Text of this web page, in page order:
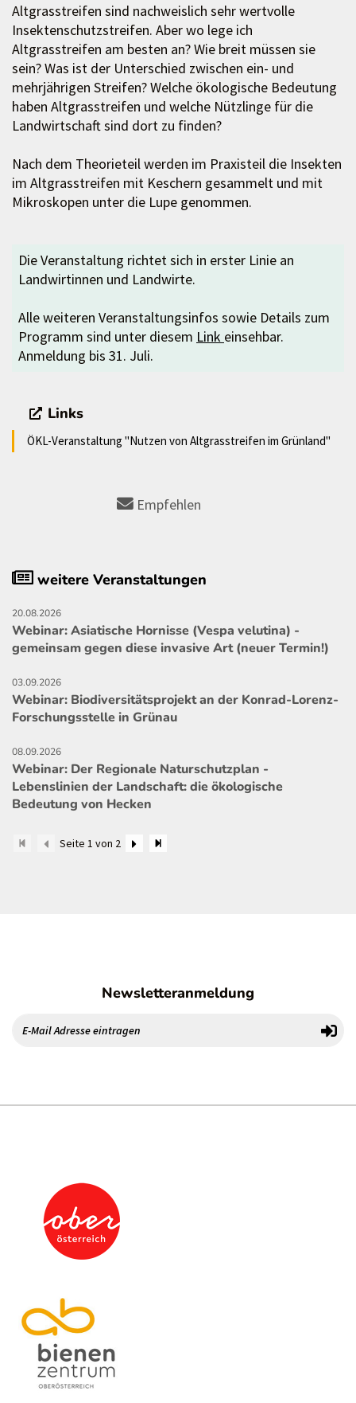
Altgrasstreifen sind nachweislich sehr wertvolle
Insektenschutzstreifen. Aber wo lege ich
Altgrasstreifen am besten an? Wie breit müssen sie
sein? Was ist der Unterschied zwischen ein- und
mehrjährigen Streifen? Welche ökologische Bedeutung
haben Altgrasstreifen und welche Nützlinge für die
Landwirtschaft sind dort zu finden?
Nach dem Theorieteil werden im Praxisteil die Insekten
im Altgrasstreifen mit Keschern gesammelt und mit
Mikroskopen unter die Lupe genommen.
Die Veranstaltung richtet sich in erster Linie an
Landwirtinnen und Landwirte.
Alle weiteren Veranstaltungsinfos sowie Details zum
Programm sind unter diesem Link einsehbar.
Anmeldung bis 31. Juli.
Links
ÖKL-Veranstaltung "Nutzen von Altgrasstreifen im Grünland"
Empfehlen
weitere Veranstaltungen
20.08.2026
Webinar: Asiatische Hornisse (Vespa velutina) -
gemeinsam gegen diese invasive Art (neuer Termin!)
03.09.2026
Webinar: Biodiversitätsprojekt an der Konrad-Lorenz-
Forschungsstelle in Grünau
08.09.2026
Webinar: Der Regionale Naturschutzplan -
Lebenslinien der Landschaft: die ökologische
Bedeutung von Hecken
Seite 1 von 2
Newsletteranmeldung